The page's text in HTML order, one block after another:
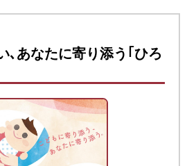
､あなたに寄り添う｢ひろ